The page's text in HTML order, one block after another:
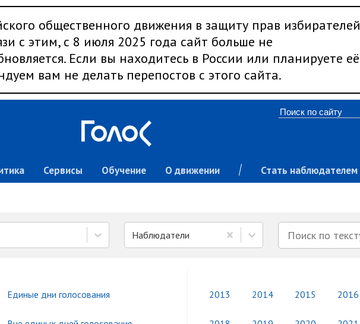
общественного движения в защиту прав избирателей
с этим, с 8 июля 2025 года сайт больше не
Если вы находитесь в России или планируете её
вам не делать перепостов с этого сайта.
Сервисы Обучение О движении Стать наблюдателем
Наблюдатели
Единые дни голосования 2013 2014 2015 2016